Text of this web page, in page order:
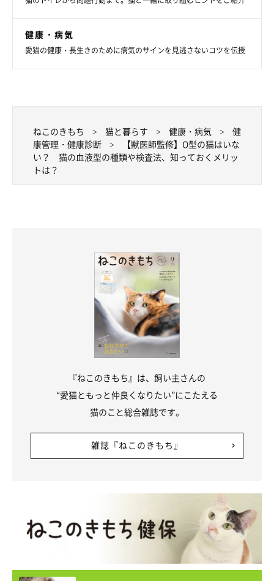
健康・病気
愛猫の健康・長生きのために病気のサインを見逃さないコツを伝授
ねこのきもち 猫と暮らす 健康・病気
健
康管理・健康診断
【獣医師監修】O型の猫はいな
い？ 猫の血液型の種類や検査法、知っておくメリッ
トは？
『ねこのきもち』は、飼い主さんの
“愛猫ともっと仲良くなりたい”にこたえる
猫のこと総合雑誌です。
雑誌『ねこのきもち』